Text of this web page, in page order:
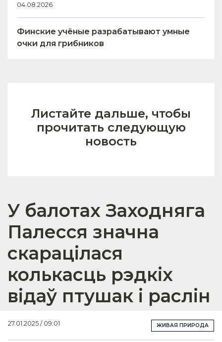
04.08.2026
Финские учёные разрабатывают умные
очки для грибников
Листайте дальше, чтобы
прочитать следующую
новость
У балотах Заходняга
Палесся значна
скарацілася
колькасць рэдкіх
відаў птушак і раслін
27.01.2025 / 09:01 ЖИВАЯ ПРИРОДА